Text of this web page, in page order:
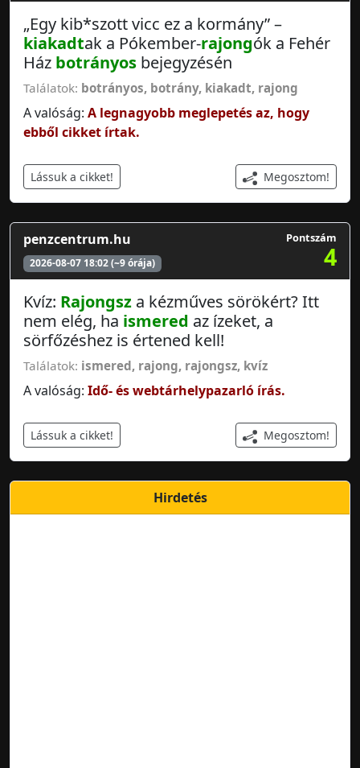
„Egy kib*szott vicc ez a kormány” –
kiakadtak a Pókember-rajongók a Fehér
Ház botrányos bejegyzésén
Találatok: botrányos, botrány, kiakadt, rajong
A valóság: A legnagyobb meglepetés az, hogy
ebből cikket írtak.
Lássuk a cikket! Megosztom!
penzcentrum.hu
2026-08-07 18:02 (~9 órája)
Pontszám
4
Kvíz: Rajongsz a kézműves sörökért? Itt
nem elég, ha ismered az ízeket, a
sörfőzéshez is értened kell!
Találatok: ismered, rajong, rajongsz, kvíz
A valóság: Idő- és webtárhelypazarló írás.
Lássuk a cikket! Megosztom!
Hirdetés